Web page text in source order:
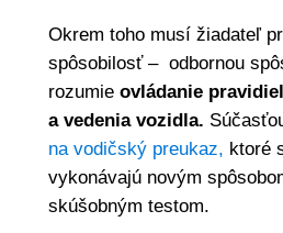
Okrem toho musí žiadateľ
spôsobilosť – odbornou
rozumie ovládanie
a vedenia vozidla.
na vodičský preukaz, ktoré
vykonávajú novým
skúšobným testom.